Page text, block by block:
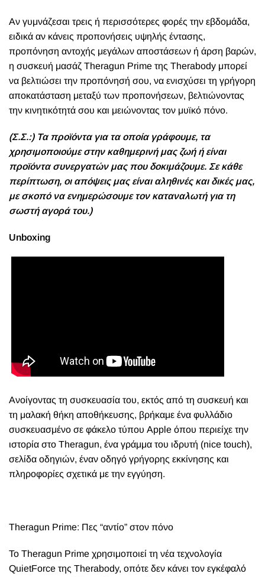
Αν γυμνάζεσαι τρεις ή περισσότερες φορές την εβδομάδα,
ειδικά αν κάνεις προπονήσεις υψηλής έντασης,
προπόνηση αντοχής μεγάλων αποστάσεων ή άρση βαρών,
η συσκευή μασάζ Theragun Prime της Therabody μπορεί
να βελτιώσει την προπόνησή σου, να ενισχύσει τη γρήγορη
αποκατάσταση μεταξύ των προπονήσεων, βελτιώνοντας
την κινητικότητά σου και μειώνοντας τον μυϊκό πόνο.
(Σ.Σ.:) Τα προϊόντα για τα οποία γράφουμε, τα
χρησιμοποιούμε στην καθημερινή μας ζωή ή είναι
προϊόντα συνεργατών μας που δοκιμάζουμε. Σε κάθε
περίπτωση, οι απόψεις μας είναι αληθινές και δικές μας,
με σκοπό να ενημερώσουμε τον καταναλωτή για τη
σωστή αγορά του.)
Unboxing
Ανοίγοντας τη συσκευασία του, εκτός από τη συσκευή και
τη μαλακή θήκη αποθήκευσης, βρήκαμε ένα φυλλάδιο
συσκευασμένο σε φάκελο τύπου Apple όπου περιείχε την
ιστορία στο Theragun, ένα γράμμα του ιδρυτή (nice touch),
σελίδα οδηγιών, έναν οδηγό γρήγορης εκκίνησης και
πληροφορίες σχετικά με την εγγύηση.
Theragun Prime: Πες “αντίο” στον πόνο
Το Theragun Prime χρησιμοποιεί τη νέα τεχνολογία
QuietForce της Therabody, οπότε δεν κάνει τον εγκέφαλό